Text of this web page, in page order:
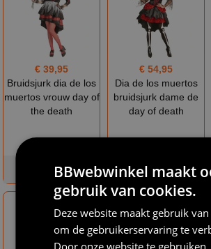
€ 39,95
Bruidsjurk dia de los
muertos vrouw day of
the death
op voorraad
€ 54,95
Dia de los muertos
bruidsjurk dame de
day of death
op voorraad
BBwebwinkel maakt
gebruik van cookies.
Deze website maakt gebruik
om de gebruikerservaring te
Door onze website te